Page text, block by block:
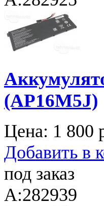
(AP16M5J)
Цена: 1 800
Добавить в
под заказ
A:282939